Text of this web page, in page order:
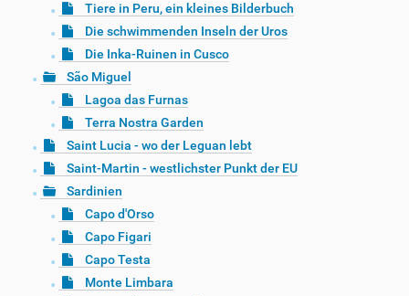
Tiere in Peru, ein kleines Bilderbuch
Die schwimmenden Inseln der Uros
Die Inka-Ruinen in Cusco
São Miguel
Lagoa das Furnas
Terra Nostra Garden
Saint Lucia - wo der Leguan lebt
Saint-Martin - westlichster Punkt der EU
Sardinien
Capo d'Orso
Capo Figari
Capo Testa
Monte Limbara